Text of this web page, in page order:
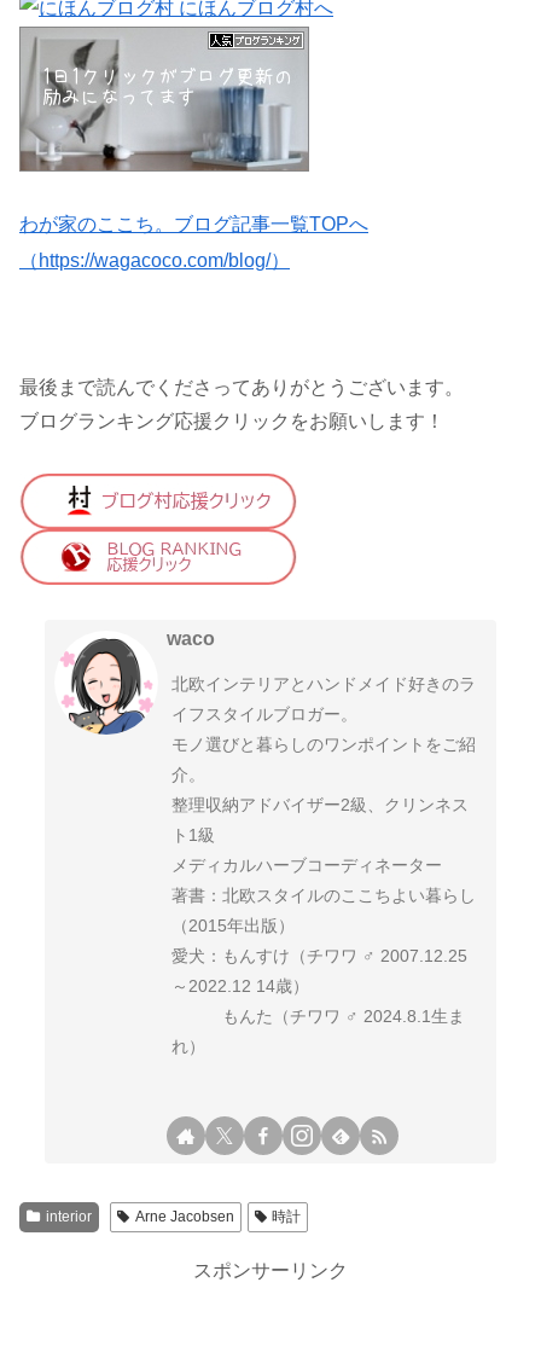
わが家のここち。ブログ記事一覧TOPへ
（https://wagacoco.com/blog/）
最後まで読んでくださってありがとうございます。
ブログランキング応援クリックをお願いします！
waco
北欧インテリアとハンドメイド好きのラ
イフスタイルブロガー。
モノ選びと暮らしのワンポイントをご紹
介。
整理収納アドバイザー2級、クリンネス
ト1級
メディカルハーブコーディネーター
著書：北欧スタイルのここちよい暮らし
（2015年出版）
愛犬：もんすけ（チワワ ♂ 2007.12.25
～2022.12 14歳）
もんた（チワワ ♂ 2024.8.1生ま
れ）
interior Arne Jacobsen 時計
スポンサーリンク